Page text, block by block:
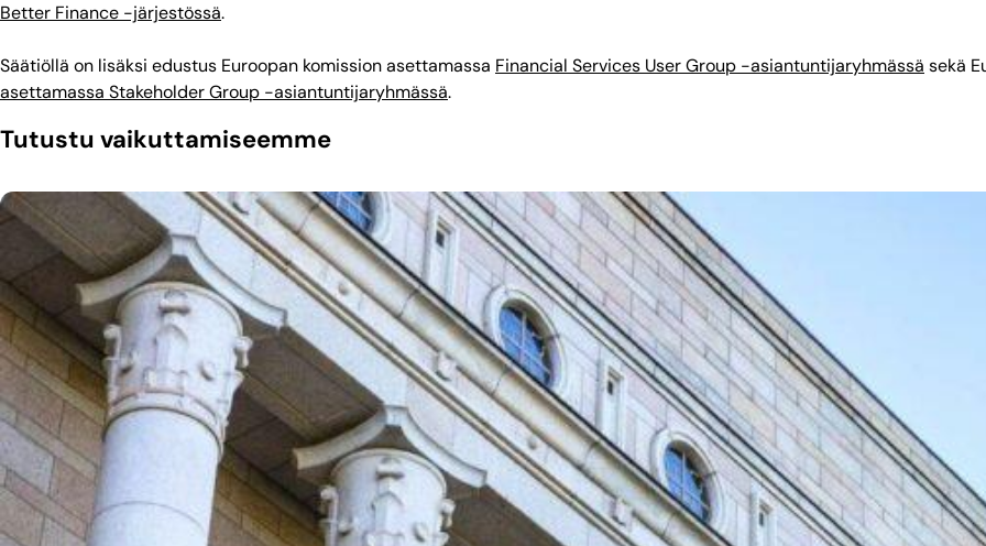
Better Finance -järjestössä.
Säätiöllä on lisäksi edustus Euroopan komission asettamassa Financial Services User Group -asiantuntijaryhmässä sekä
asettamassa Stakeholder Group -asiantuntijaryhmässä.
Tutustu vaikuttamiseemme